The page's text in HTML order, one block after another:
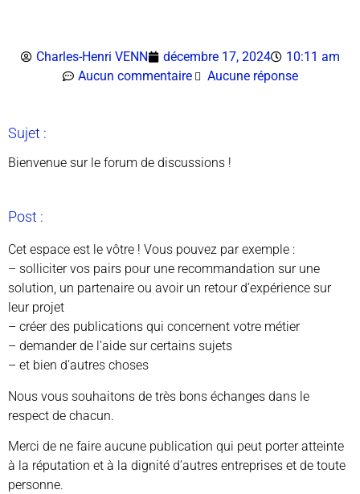
Charles-Henri VENN décembre 17, 2024
10:11 am
Aucun commentaire
Aucune réponse
Sujet :
Bienvenue sur le forum de discussions !
Post :
Cet espace est le vôtre ! Vous pouvez par exemple :
– solliciter vos pairs pour une recommandation sur une
solution, un partenaire ou avoir un retour d’expérience sur
leur projet
– créer des publications qui concernent votre métier
– demander de l’aide sur certains sujets
– et bien d’autres choses
Nous vous souhaitons de très bons échanges dans le
respect de chacun.
Merci de ne faire aucune publication qui peut porter atteinte
à la réputation et à la dignité d’autres entreprises et de toute
personne.